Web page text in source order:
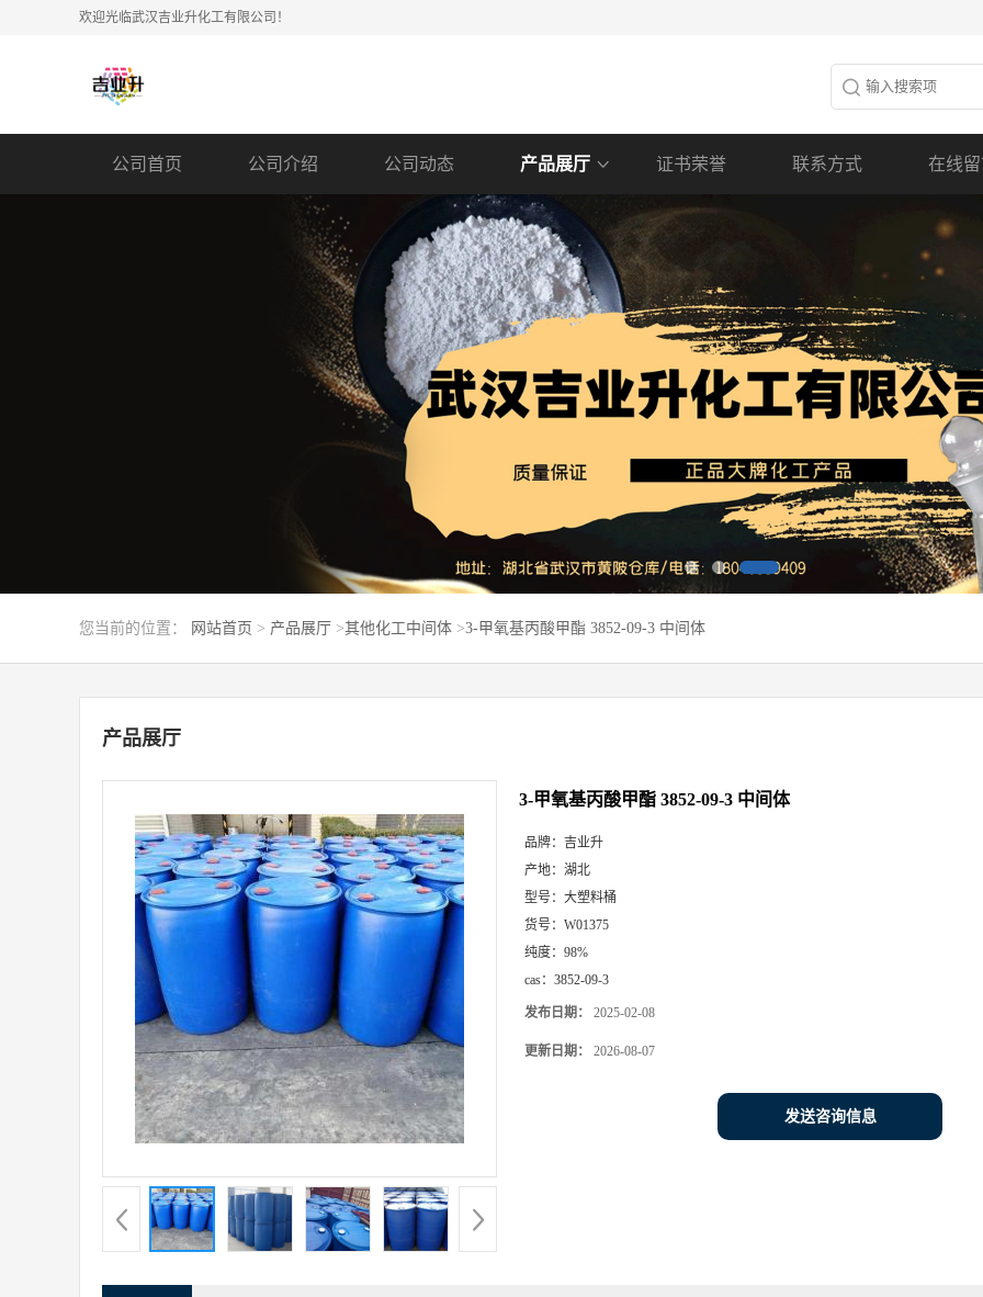
欢迎光临武汉吉业升化工有限公司！
公司首页 公司介绍 公司动态 产品展厅 证书荣誉 联系方式 在线
您当前的位置： 网站首页 > 产品展厅 >其他化工中间体 >3-甲氧基丙酸甲酯 3852-09-3 中间体
产品展厅
3-甲氧基丙酸甲酯 3852-09-3 中间体
品牌： 吉业升
产地： 湖北
型号： 大塑料桶
货号： W01375
纯度： 98%
cas： 3852-09-3
发布日期： 2025-02-08
更新日期： 2026-08-07
发送咨询信息